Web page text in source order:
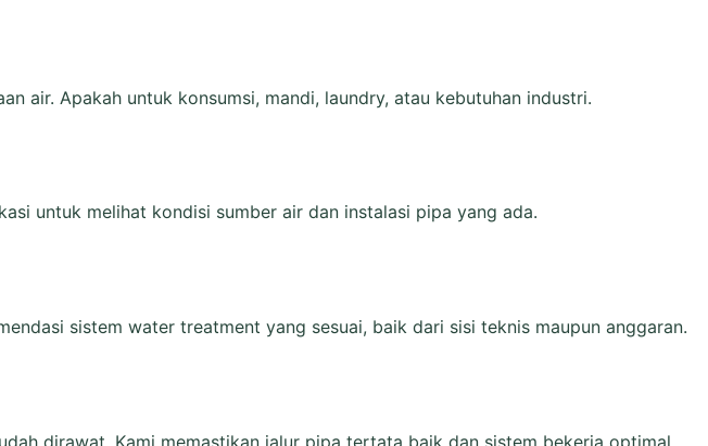
air. Apakah untuk konsumsi, mandi, laundry, atau kebutuhan industri.
untuk melihat kondisi sumber air dan instalasi pipa yang ada.
sistem water treatment yang sesuai, baik dari sisi teknis maupun anggaran.
dirawat. Kami memastikan jalur pipa tertata baik dan sistem bekerja optimal.